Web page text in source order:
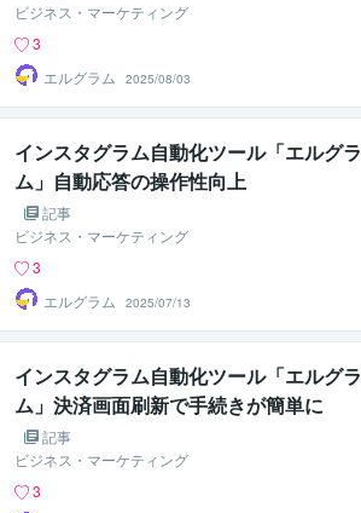
ビジネス・マーケティング
3
エルグラム
2025/08/03
インスタグラム自動化ツール「エルグラ
ム」自動応答の操作性向上
記事
ビジネス・マーケティング
3
エルグラム
2025/07/13
インスタグラム自動化ツール「エルグラ
ム」決済画面刷新で手続きが簡単に
記事
ビジネス・マーケティング
3